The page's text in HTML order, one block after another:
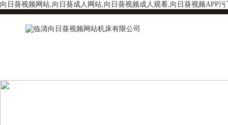
向日葵视频网站,向日葵成人网站,向日葵视频成人观看,向日葵视频APP污